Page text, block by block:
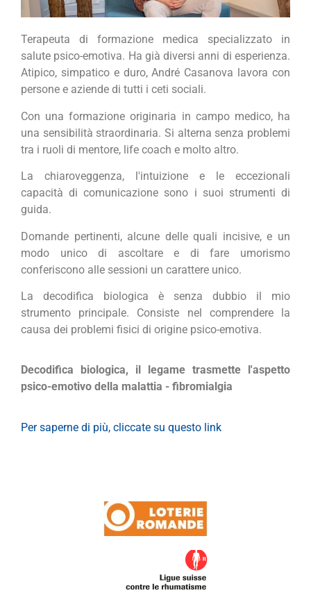
Terapeuta di formazione medica specializzato in
salute psico-emotiva. Ha già diversi anni di esperienza.
Atipico, simpatico e duro, André Casanova lavora con
persone e aziende di tutti i ceti sociali.
Con una formazione originaria in campo medico, ha
una sensibilità straordinaria. Si alterna senza problemi
tra i ruoli di mentore, life coach e molto altro.
La chiaroveggenza, l'intuizione e le eccezionali
capacità di comunicazione sono i suoi strumenti di
guida.
Domande pertinenti, alcune delle quali incisive, e un
modo unico di ascoltare e di fare umorismo
conferiscono alle sessioni un carattere unico.
La decodifica biologica è senza dubbio il mio
strumento principale. Consiste nel comprendere la
causa dei problemi fisici di origine psico-emotiva.
Decodifica biologica, il legame trasmette l'aspetto
psico-emotivo della malattia - fibromialgia
Per saperne di più, cliccate su questo link